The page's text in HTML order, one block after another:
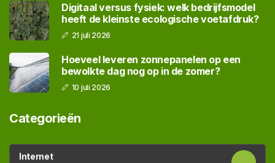
Digitaal versus fysiek: welk bedrijfsmodel
heeft de kleinste ecologische voetafdruk?
21 juli 2026
Hoeveel leveren zonnepanelen op een
bewolkte dag nog op in de zomer?
10 juli 2026
Categorieën
Internet